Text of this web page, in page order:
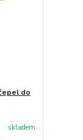
do
skladem